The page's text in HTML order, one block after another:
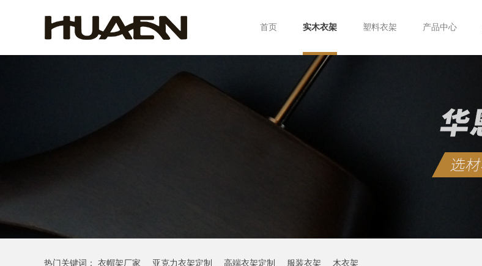
首页 实木衣架 塑料衣架 产品中心
热门关键词： 衣帽架厂家 亚克力衣架定制 高端衣架定制 服装衣架 木衣架